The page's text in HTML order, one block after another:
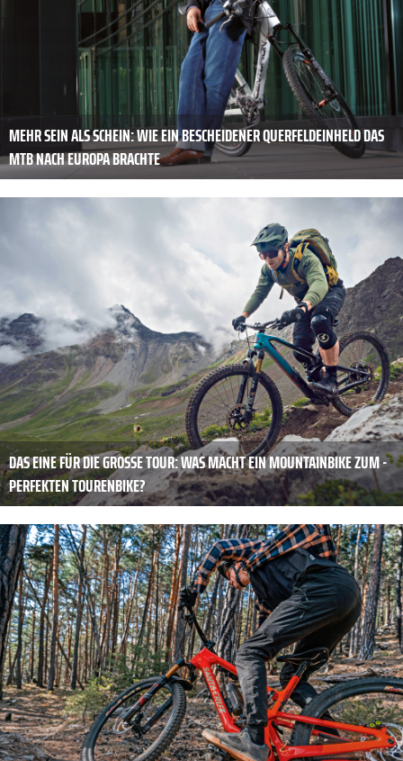
MEHR SEIN ALS SCHEIN: WIE EIN BESCHEIDENER QUERFELDEINHELD DAS
MTB NACH EUROPA BRACHTE
DAS EINE FÜR DIE ­GROSSE TOUR: WAS MACHT EIN MOUNTAINBIKE ZUM ­P
ERFEKTEN TOURENBIKE?